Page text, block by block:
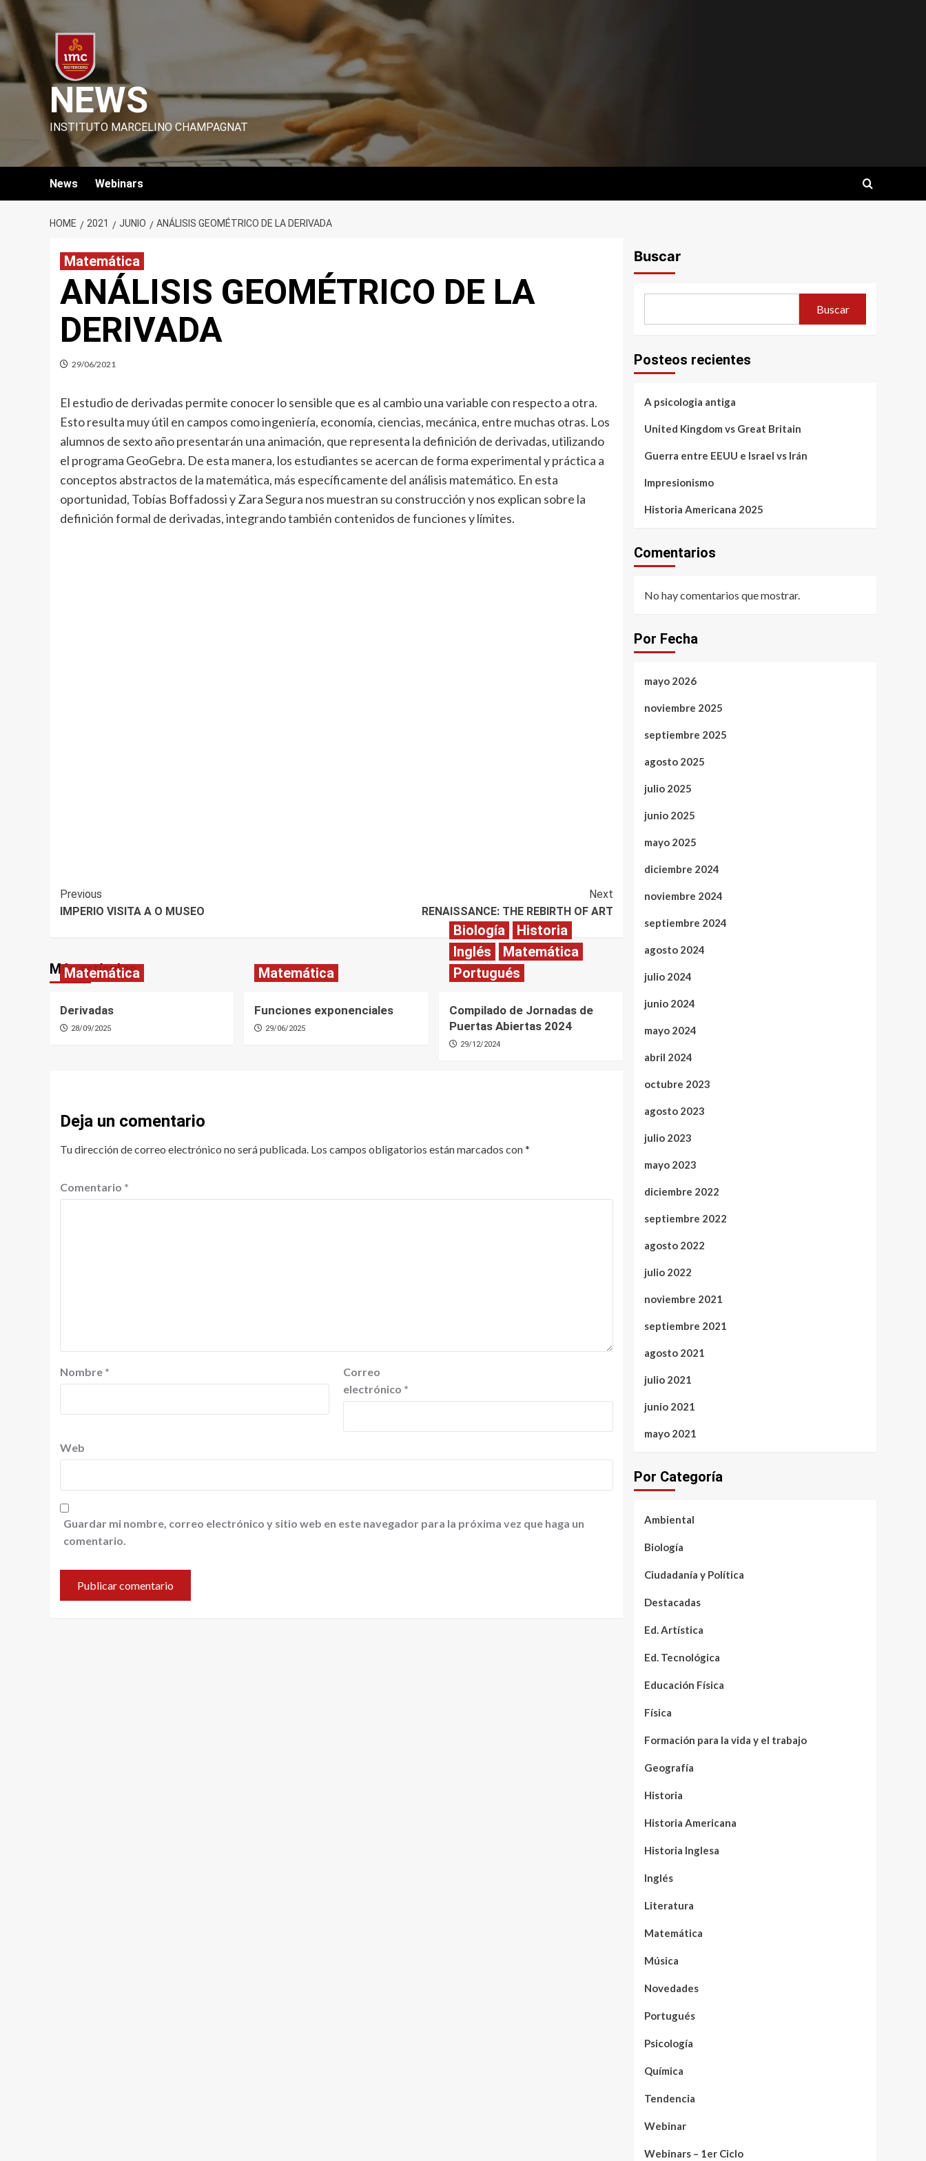
Skip
to
NEWS
INSTITUTO MARCELINO CHAMPAGNAT
News Webinars
HOME 2021 JUNIO ANÁLISIS GEOMÉTRICO DE LA DERIVADA
Matemática
ANÁLISIS GEOMÉTRICO DE LA
DERIVADA
29/06/2021
El estudio de derivadas permite conocer lo sensible que es al cambio una variable con respecto a otra.
Esto resulta muy útil en campos como ingeniería, economía, ciencias, mecánica, entre muchas otras. Los
alumnos de sexto año presentarán una animación, que representa la definición de derivadas, utilizando
el programa GeoGebra. De esta manera, los estudiantes se acercan de forma experimental y práctica a
conceptos abstractos de la matemática, más específicamente del análisis matemático. En esta
oportunidad, Tobías Boffadossi y Zara Segura nos muestran su construcción y nos explican sobre la
definición formal de derivadas, integrando también contenidos de funciones y límites.
Post
Navigation
Previous
IMPERIO VISITA A O MUSEO
Next
RENAISSANCE: THE REBIRTH OF ART
Más artículos
Matemática
Derivadas
28/09/2025
Matemática
Funciones exponenciales
29/06/2025
Biología
Historia
Inglés
Matemática
Portugués
Compilado de Jornadas de
Puertas Abiertas 2024
29/12/2024
Deja un comentario
Tu dirección de correo electrónico no será publicada. Los campos obligatorios están marcados con*
Comentario *
Nombre *
Correo
electrónico *
Web
Guardar mi nombre, correo electrónico y sitio web en este navegador para la próxima vez que haga un
comentario.
Buscar
Buscar
Posteos recientes
A psicologia antiga
United Kingdom vs Great Britain
Guerra entre EEUU e Israel vs Irán
Impresionismo
Historia Americana 2025
Comentarios
No hay comentarios que mostrar.
Por Fecha
mayo 2026
noviembre 2025
septiembre 2025
agosto 2025
julio 2025
junio 2025
mayo 2025
diciembre 2024
noviembre 2024
septiembre 2024
agosto 2024
julio 2024
junio 2024
mayo 2024
abril 2024
octubre 2023
agosto 2023
julio 2023
mayo 2023
diciembre 2022
septiembre 2022
agosto 2022
julio 2022
noviembre 2021
septiembre 2021
agosto 2021
julio 2021
junio 2021
mayo 2021
Por Categoría
Ambiental
Biología
Ciudadanía y Política
Destacadas
Ed. Artística
Ed. Tecnológica
Educación Física
Física
Formación para la vida y el trabajo
Geografía
Historia
Historia Americana
Historia Inglesa
Inglés
Literatura
Matemática
Música
Novedades
Portugués
Psicología
Química
Tendencia
Webinar
Webinars – 1er Ciclo